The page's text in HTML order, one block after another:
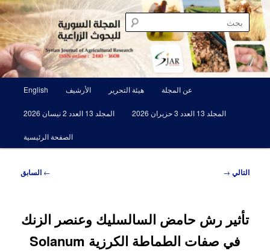
تخطي
إلى
المحتوى
الأساسيالمجلة السورية للبحوث الزراعية SJAR
مجلة علمية محكمة تصدرها الهيئة العامة للبحوث العلمية الزراعية
English الأرشيف هيئة التحرير عن المجلة
المجلد 13 العدد 2 نيسان 2026 المجلد 13 العدد 3 حزيران 2026
الصفحة الرئيسية
تصفّح
← السابق التالي →
تأثير رش حامض السالسليك وعنصر الزنك
في صفات الطماطة الكرزية ‏Solanum